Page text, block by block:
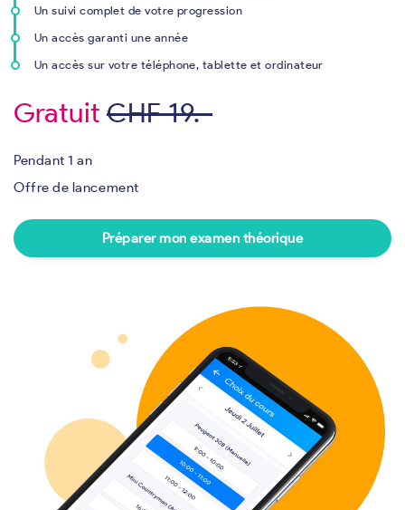
Un suivi complet de votre progression
Un accès garanti une année
Un accès sur votre téléphone, tablette et ordinateur
Gratuit CHF 19.-
Pendant 1 an
Offre de lancement
Préparer mon examen théorique